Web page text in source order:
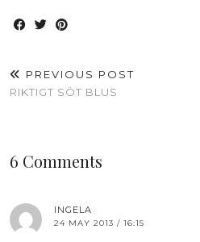
PREVIOUS POST
RIKTIGT SÖT BLUS
6 Comments
INGELA
24 MAY 2013 / 16:15